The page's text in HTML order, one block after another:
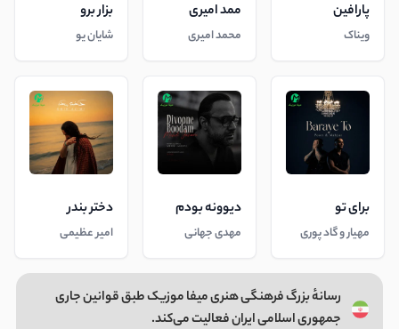
پارافین
ویناک
ممد امیری
محمد امیری
بزار برو
شایان یو
برای تو
مهیار و گاد پوری
دیوونه بودم
مهدی جهانی
دختر بندر
امیر عظیمی
رسانهٔ بزرگ فرهنگی هنری میفا موزیک طبق قوانین جاری
جمهوری اسلامی ایران فعالیت می‌کند.